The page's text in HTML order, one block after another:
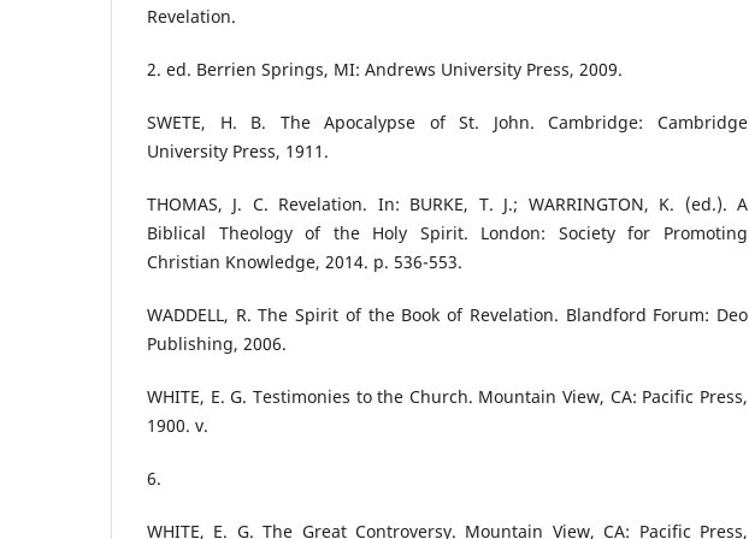
Revelation.
2. ed. Berrien Springs, MI: Andrews University Press, 2009.
SWETE, H. B. The Apocalypse of St. John. Cambridge: Cambridge
University Press, 1911.
THOMAS, J. C. Revelation. In: BURKE, T. J.; WARRINGTON, K. (ed.). A
Biblical Theology of the Holy Spirit. London: Society for Promoting
Christian Knowledge, 2014. p. 536-553.
WADDELL, R. The Spirit of the Book of Revelation. Blandford Forum: Deo
Publishing, 2006.
WHITE, E. G. Testimonies to the Church. Mountain View, CA: Pacific Press,
1900. v.
6.
WHITE, E. G. The Great Controversy. Mountain View, CA: Pacific Press,